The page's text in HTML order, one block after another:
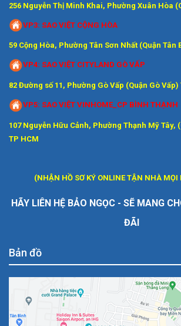
256 Nguyễn Thị Minh Khai, Phường Xuân Hòa
VP3: SAO VIỆT CỘNG HÒA
59 Cộng Hòa, Phường Tân Sơn Nhất (Quận Tân
VP4: SAO VIỆT CITYLAND GÒ VẤP
82 Đường số 11, Phường Gò Vấp (Quận Gò Vấp)
VP5: SAO VIỆT VINHOME_CP BÌNH THẠNH
107 Nguyễn Hữu Cảnh, Phường Thạnh Mỹ Tây,
TP HCM
(NHẬN HỒ SƠ KÝ ONLINE TẬN NHÀ MỌI
HÃY LIÊN HỆ BẢO NGỌC - SẼMANG
ĐÃI
Bản đồ